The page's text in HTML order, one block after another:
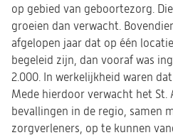
op gebied van geboortezorg.
groeien dan verwacht.
afgelopen jaar dat op één
begeleid zijn, dan vooraf was
2.000. In werkelijkheid waren
Mede hierdoor verwacht het St.
bevallingen in de regio, samen
zorgverleners, op te kunnen